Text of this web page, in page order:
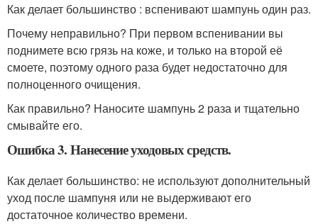
Как делает большинство : вспенивают шампунь один раз.
Почему неправильно? При первом вспенивании вы
поднимете всю грязь на коже, и только на второй её
смоете, поэтому одного раза будет недостаточно для
полноценного очищения.
Как правильно? Наносите шампунь 2 раза и тщательно
смывайте его.
Ошибка 3. Нанесение уходовых средств.
Как делает большинство: не используют дополнительный
уход после шампуня или не выдерживают его
достаточное количество времени.